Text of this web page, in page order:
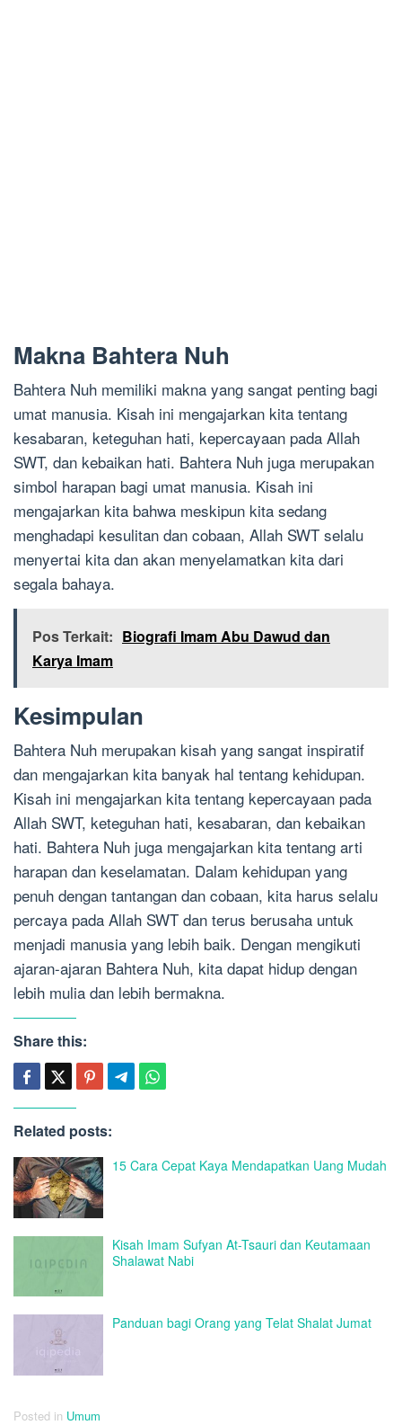
Makna Bahtera Nuh
Bahtera Nuh memiliki makna yang sangat penting bagi
umat manusia. Kisah ini mengajarkan kita tentang
kesabaran, keteguhan hati, kepercayaan pada Allah
SWT, dan kebaikan hati. Bahtera Nuh juga merupakan
simbol harapan bagi umat manusia. Kisah ini
mengajarkan kita bahwa meskipun kita sedang
menghadapi kesulitan dan cobaan, Allah SWT selalu
menyertai kita dan akan menyelamatkan kita dari
segala bahaya.
Pos Terkait: Biografi Imam Abu Dawud dan
Karya Imam
Kesimpulan
Bahtera Nuh merupakan kisah yang sangat inspiratif
dan mengajarkan kita banyak hal tentang kehidupan.
Kisah ini mengajarkan kita tentang kepercayaan pada
Allah SWT, keteguhan hati, kesabaran, dan kebaikan
hati. Bahtera Nuh juga mengajarkan kita tentang arti
harapan dan keselamatan. Dalam kehidupan yang
penuh dengan tantangan dan cobaan, kita harus selalu
percaya pada Allah SWT dan terus berusaha untuk
menjadi manusia yang lebih baik. Dengan mengikuti
ajaran-ajaran Bahtera Nuh, kita dapat hidup dengan
lebih mulia dan lebih bermakna.
Share this:
Related posts:
15 Cara Cepat Kaya Mendapatkan Uang Mudah
Kisah Imam Sufyan At-Tsauri dan Keutamaan
Shalawat Nabi
Panduan bagi Orang yang Telat Shalat Jumat
Posted in Umum